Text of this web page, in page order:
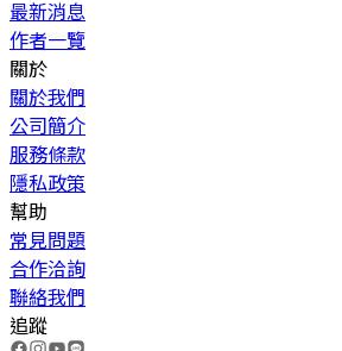
最新消息
作者一覽
關於
關於我們
公司簡介
服務條款
隱私政策
幫助
常見問題
合作洽詢
聯絡我們
追蹤